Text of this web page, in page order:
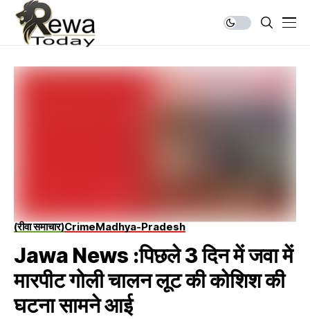
(रीवा समाचार)CrimeMadhya-Pradesh
Jawa News :पिछले 3 दिन में जवा में
मारपीट गोली चालन लूट की कोशिश की
घटना सामने आई